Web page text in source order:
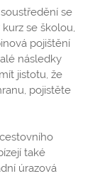
se
se školou,
pojištění
následky
jistotu, že
pojistěte
také
úrazová